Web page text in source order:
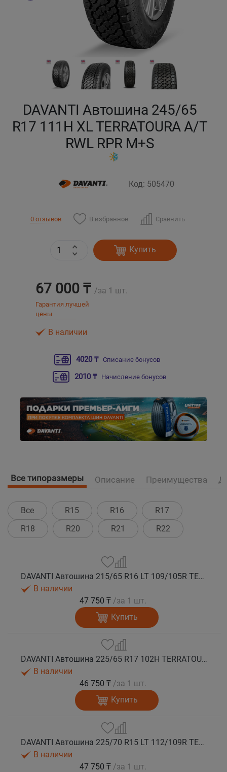
DAVANTI Автошина 245/65
R17 111H XL TERRATOURA A/T
RWL RPR M+S
Код: 505470
0 отзывов В избранное Сравнить
Купить
67 000 ₸ /за 1 шт.
Гарантия лучшей
цены
В наличии
4020 ₸ Списание бонусов
2010 ₸ Начисление бонусов
Все типоразмеры Описание Преимущества
Все R15 R16
R17
R18
R20 R21 R22
DAVANTI Автошина 215/65 R16 LT 109/105R TERRATOURA A/T RWL 10PR RPR M+S
В наличии
47 750 ₸ /за 1 шт.
Купить
DAVANTI Автошина 225/65 R17 102H TERRATOURA A/T RWL RPR M+S
В наличии
46 750 ₸ /за 1 шт.
Купить
DAVANTI Автошина 225/70 R15 LT 112/109R TERRATOURA A/T RWL 10PR RPR M+S
В наличии
47 750 ₸ /за 1 шт.
Кызылорда
Петропавловск
Темиртау
Шымкент
Экибастуз